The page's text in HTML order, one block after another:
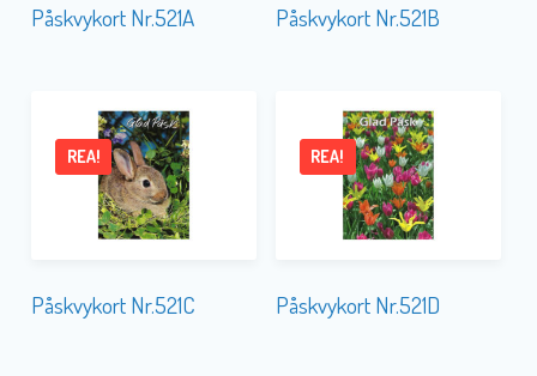
Påskvykort Nr.521A Påskvykort Nr.521B
Påskvykort Nr.521C
REA!
Påskvykort Nr.521D
REA!